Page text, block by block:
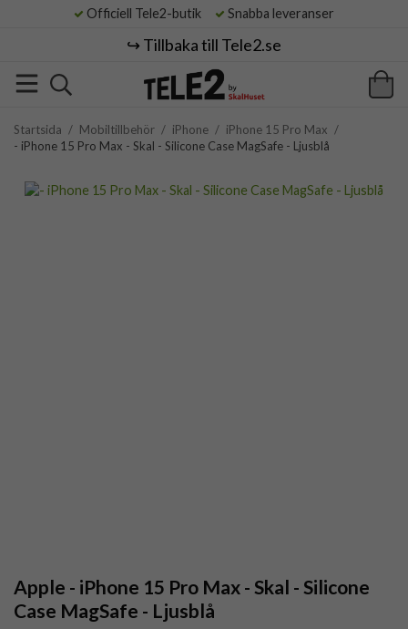
Officiell Tele2-butik Snabba leveranser
↪️ Tillbaka till Tele2.se
Startsida / Mobiltillbehör / iPhone / iPhone 15 Pro Max /
- iPhone 15 Pro Max - Skal - Silicone Case MagSafe - Ljusblå
Apple - iPhone 15 Pro Max - Skal - Silicone
Case MagSafe - Ljusblå